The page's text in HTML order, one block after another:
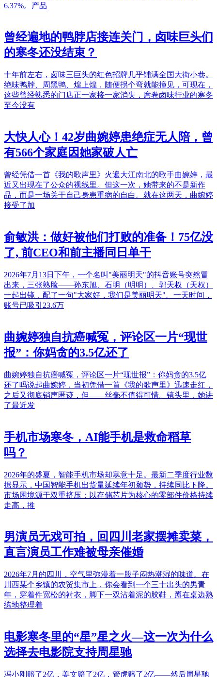
6.37%。产品
曾经遍地的鸭脖店接连关门，卤味巨头们
的寒冬还没结束？
十年前左右，卤味三巨头的红色招牌几乎铺满全国大街小巷。
绝味鸭脖、周黑鸭、煌上煌，随便拐个弯就能撞见，可现在，
这些曾经熟悉的门店正一家接一家消失，席卷卤味行业的寒冬
至今没有
大快人心！42岁曲婉婷患绝症无人陪，曾
有566个家庭因她家破人亡
曾经凭借一首《我的歌声里》火遍大江南北的歌手曲婉婷，最
近又出现在了公众的视线里。但这一次，她带来的不是新作
品，而是一场关于自己身患重病的自白。就在这两天，曲婉婷
接受了加
俞敏洪：做好被他们打败的准备！75亿没
了, 前CEO和前主播同日单干
2026年7月13日下午，一个名叫"美丽明天"的抖音账号突然冒
出来，三张熟脸——孙东旭、石明（明明）、郭天权（天权）
一起出镜，配了一句"大家好，我们是美丽明天"。一天时间，
账号已吸引23.6万
曲婉婷独自抗癌喊冤，评论区一片“现世
报”：你妈贪的3.5亿还了
曲婉婷独自抗癌喊冤，评论区一片“现世报”：你妈贪的3.5亿
还了吗说起曲婉婷，当初凭借一首《我的歌声里》迅速走红，
之后又彻底销声匿迹，但——丝毫不值得可惜。镜头里，她讲
了最近发
手机市场寒冬，AI能手机是救命稻草
吗？
2026年的盛夏，智能手机市场却寒意十足。最新二季度行业数
据显示，中国智能手机出货量延续年初颓势，持续同比下降。
市场困境源于双重挤压：以存储芯片为核心的零部件价格持续
走高，推
男演员无戏可拍，回四川老家摆摊卖菜，
直言演员工作难被母亲催婚
2026年7月的四川，空气里弥漫着一股子闷热潮湿的味道。在
川西某个乡镇的农贸集市上，你会看到一个三十出头的男青
年，穿着件宽松的衬衣，脚下一双沾着泥的胶鞋，蹲在桌边熟
练地整理着
电影寒冬里的“星”星之火—这一次为什么
选择去电影院支持周星驰
冯小刚赔了2亿，姜文赔了2亿，管虎赔了2亿——然后周星驰